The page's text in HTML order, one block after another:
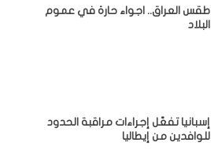
طقس العراق.. اجواء حارة في عموم
البلاد
إسبانيا تفعّل إجراءات مراقبة الحدود
للوافدين من إيطاليا